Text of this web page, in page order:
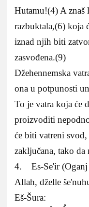
Hutamu!(4) A znaš
razbuktala,(6) koja
iznad njih biti
zasvođena.(9)
Džehennemska
ona u potpunosti
To je vatra koja će
proizvoditi
će biti vatreni svod,
zaključana, tako da
4. Es-Se'ir (Oganj
Allah, dželle
Eš-Šura: